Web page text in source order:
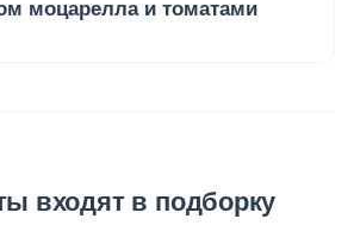
моцарелла и томатами
входят в подборку